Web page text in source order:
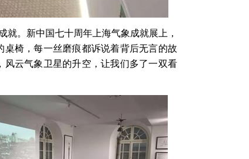
就。新中国七十周年上海气象成就展上，
椅，每一丝磨痕都诉说着背后无言的故
云气象卫星的升空，让我们多了一双看